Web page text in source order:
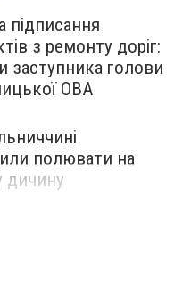
підписання
з ремонту доріг:
заступника голови
ОВА
полювати на
дичину